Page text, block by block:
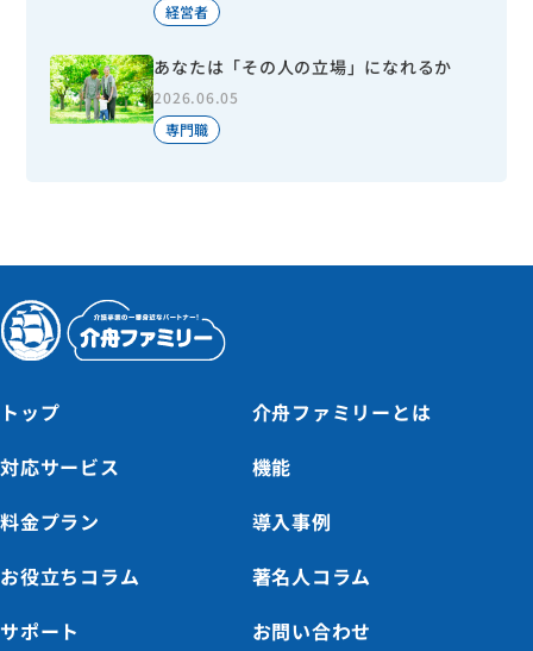
経営者
あなたは「その人の立場」になれるか
2026.06.05
専門職
トップ
介舟ファミリーとは
対応サービス
機能
料金プラン
導入事例
お役立ちコラム
著名人コラム
サポート
お問い合わせ